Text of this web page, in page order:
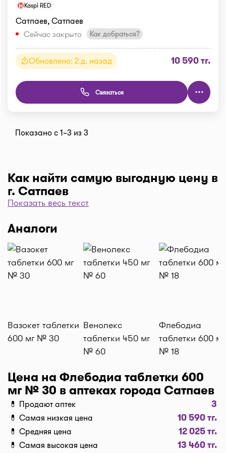
Kaspi RED
Сатпаев, Сатпаев
Сейчас закрыто
Как добраться?
Обновлено: 2 д. назад 10 590 тг.
Связаться
Показано с 1–3 из 3
Как найти самую выгодную цену в
г. Сатпаев
Чтобы отфильтровать аптеки по цене, нажмите
"Фильтр", далее "По цене, от 1..." и кнопку
"Выбрать". Самая низкая цена в аптеке перед
вами. Экономьте с помощью сервиса I-teka!
Доставка
Нужна быстрая доставка лекарств в г. Сатпаев?
домой или на работу по оптимальной цене.
Средняя цена доставки лекарств на данный
момент от 1500 тг. до 2500 тг. (стоимость зависит
адресом доставки).
Бронирование и самовывоз
Наш сервис позволяет оплатить бронь лекарств и
забрать самому в удобное время! При
оформлении заказа, нажмите "Забрать в аптеке",
мы забронируем ваш заказ и отправим код для
Показать весь текст
Аналоги
Вазокет таблетки
600 мг № 30
Венолекс
таблетки 450 мг
№ 60
Флебодиа
таблетки 600 мг
№ 18
Цена на Флебодиа таблетки 600
мг № 30 в аптеках города Сатпаев
💊 Продают аптек 3
💊 Самая низкая цена 10 590 тг.
💊 Средняя цена 12 025 тг.
💊 Самая высокая цена 13 460 тг.